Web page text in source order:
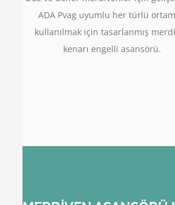
ADA Pvag uyumlu her türlü
kullanılmak için tasarlanmış
kenarı engelli asansörü.